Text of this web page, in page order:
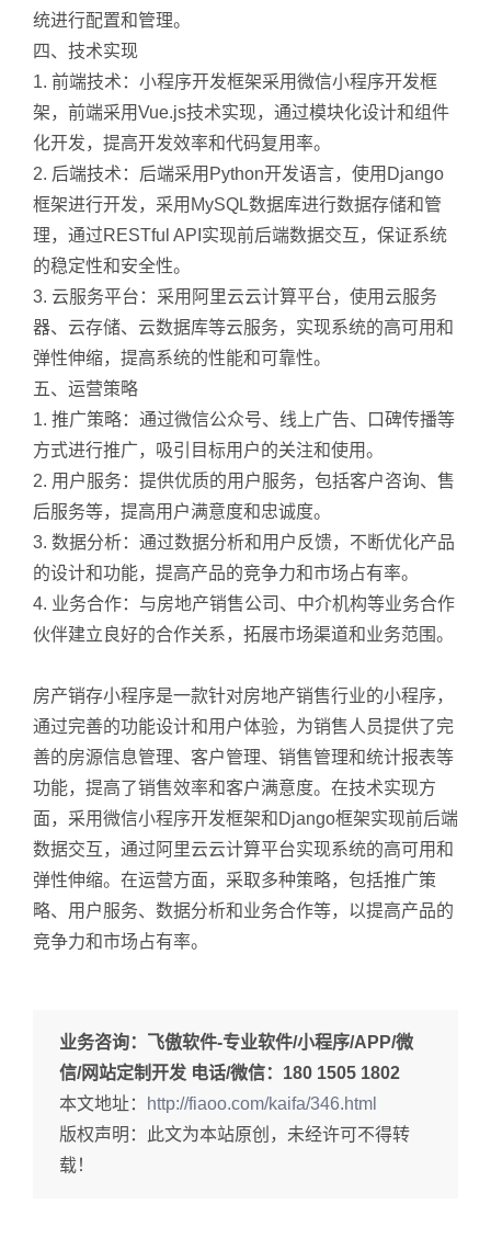
统进行配置和管理。
四、技术实现
1. 前端技术：小程序开发框架采用微信小程序开发框
架，前端采用Vue.js技术实现，通过模块化设计和组件
化开发，提高开发效率和代码复用率。
2. 后端技术：后端采用Python开发语言，使用Django
框架进行开发，采用MySQL数据库进行数据存储和管
理，通过RESTful API实现前后端数据交互，保证系统
的稳定性和安全性。
3. 云服务平台：采用阿里云云计算平台，使用云服务
器、云存储、云数据库等云服务，实现系统的高可用和
弹性伸缩，提高系统的性能和可靠性。
五、运营策略
1. 推广策略：通过微信公众号、线上广告、口碑传播等
方式进行推广，吸引目标用户的关注和使用。
2. 用户服务：提供优质的用户服务，包括客户咨询、售
后服务等，提高用户满意度和忠诚度。
3. 数据分析：通过数据分析和用户反馈，不断优化产品
的设计和功能，提高产品的竞争力和市场占有率。
4. 业务合作：与房地产销售公司、中介机构等业务合作
伙伴建立良好的合作关系，拓展市场渠道和业务范围。
房产销存小程序是一款针对房地产销售行业的小程序，
通过完善的功能设计和用户体验，为销售人员提供了完
善的房源信息管理、客户管理、销售管理和统计报表等
功能，提高了销售效率和客户满意度。在技术实现方
面，采用微信小程序开发框架和Django框架实现前后端
数据交互，通过阿里云云计算平台实现系统的高可用和
弹性伸缩。在运营方面，采取多种策略，包括推广策
略、用户服务、数据分析和业务合作等，以提高产品的
竞争力和市场占有率。
业务咨询： 飞傲软件-专业软件/小程序/APP/微
信/网站定制开发 电话/微信：180 1505 1802
本文地址：
http://fiaoo.com/kaifa/346.html
版权声明：此文为本站原创，未经许可不得转
载！